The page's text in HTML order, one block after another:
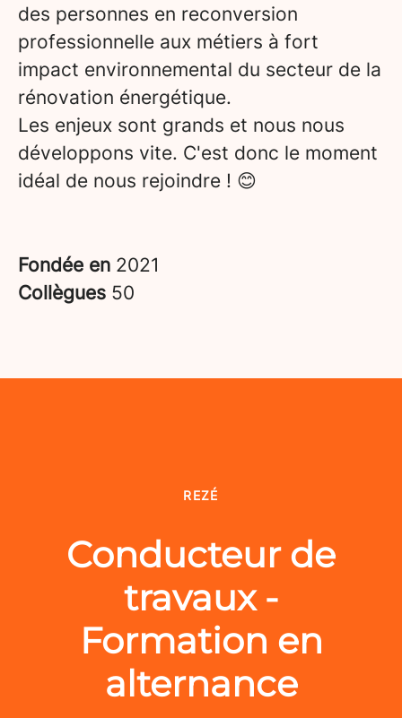
des personnes en reconversion
professionnelle aux métiers à fort
impact environnemental du secteur de la
rénovation énergétique.
Les enjeux sont grands et nous nous
développons vite. C'est donc le moment
idéal de nous rejoindre ! 😊
Fondée en 2021
Collègues 50
REZÉ
Conducteur de
travaux -
Formation en
alternance